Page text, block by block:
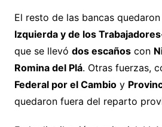
El resto de las bancas
Izquierda y de los
que se llevó dos escañoscon
Romina del Plá. Otras fuerzas,
Federal por el Cambioy
quedaron fuera del reparto